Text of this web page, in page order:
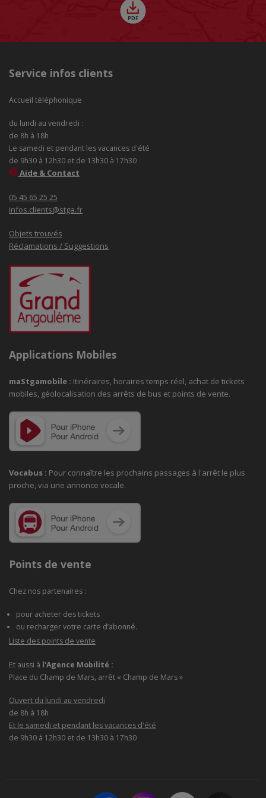
Service infos clients
Accueil téléphonique
du lundi au vendredi :
de 8h à 18h
Le samedi et pendant les vacances d'été
de 9h30 à 12h30 et de 13h30 à 17h30
Aide & Contact
05 45 65 25 25
infos.clients@stga.fr
Objets trouvés
Réclamations / Suggestions
Applications Mobiles
maStgamobile : Itinéraires, horaires temps réel, achat de tickets
mobiles, géolocalisation des arrêts de bus et points de vente.
Vocabus : Pour connaître les prochains passages à l'arrêt le plus
proche, via une annonce vocale.
Points de vente
Chez nos partenaires :
pour acheter des tickets
ou recharger votre carte d’abonné.
Liste des points de vente
Et aussi à l'Agence Mobilité :
Place du Champ de Mars, arrêt « Champ de Mars »
Ouvert du lundi au vendredi
de 8h à 18h
Et le samedi et pendant les vacances d'été
de 9h30 à 12h30 et de 13h30 à 17h30